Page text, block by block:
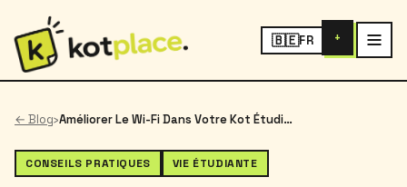
🇧🇪FR +
← Blog› Améliorer Le Wi-Fi Dans Votre Kot Étudiant
CONSEILS PRATIQUES VIE ÉTUDIANTE